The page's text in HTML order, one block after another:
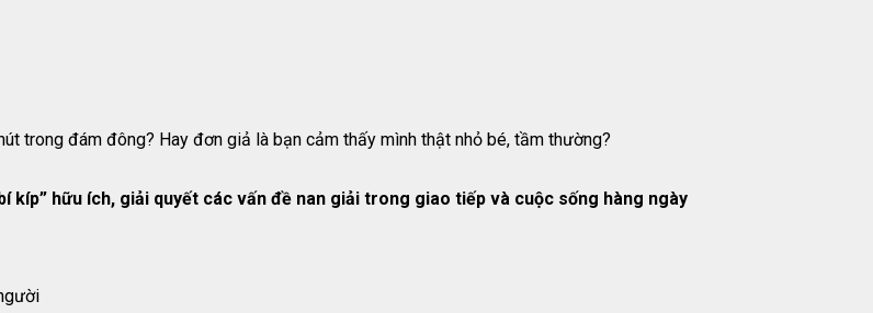
trong đám đông? Hay đơn giả là bạn cảm thấy mình thật nhỏ bé, tầm thường?
kíp” hữu ích, giải quyết các vấn đề nan giải trong giao tiếp và cuộc sống hàng ngày